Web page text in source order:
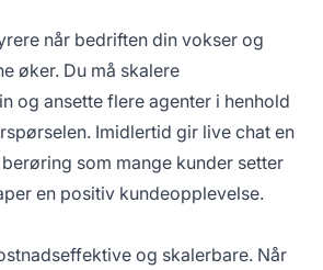
når bedriften din vokser og
øker. Du må skalere
og ansette flere agenter i henhold
Imidlertid gir live chat en
som mange kunder setter
en positiv kundeopplevelse.
og skalerbare. Når